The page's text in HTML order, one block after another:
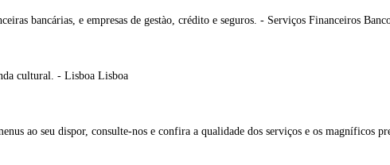
bancárias, e empresas de gestào, crédito e seguros. - Serviços Financeiros
cultural. - Lisboa Lisboa
ao seu dispor, consulte-nos e confira a qualidade dos serviços e os magníficos